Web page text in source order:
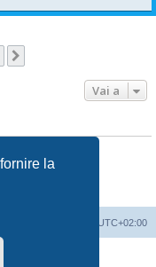
la
Vai a
UTC+02:00
Limited